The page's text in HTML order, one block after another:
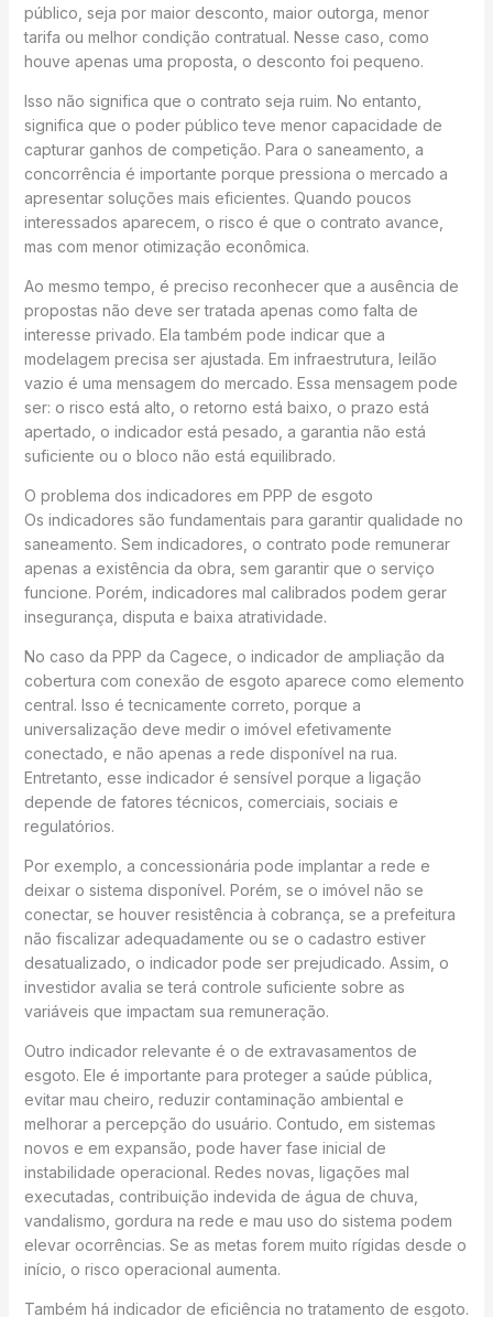
público, seja por maior desconto, maior outorga, menor
tarifa ou melhor condição contratual. Nesse caso, como
houve apenas uma proposta, o desconto foi pequeno.
Isso não significa que o contrato seja ruim. No entanto,
significa que o poder público teve menor capacidade de
capturar ganhos de competição. Para o saneamento, a
concorrência é importante porque pressiona o mercado a
apresentar soluções mais eficientes. Quando poucos
interessados aparecem, o risco é que o contrato avance,
mas com menor otimização econômica.
Ao mesmo tempo, é preciso reconhecer que a ausência de
propostas não deve ser tratada apenas como falta de
interesse privado. Ela também pode indicar que a
modelagem precisa ser ajustada. Em infraestrutura, leilão
vazio é uma mensagem do mercado. Essa mensagem pode
ser: o risco está alto, o retorno está baixo, o prazo está
apertado, o indicador está pesado, a garantia não está
suficiente ou o bloco não está equilibrado.
O problema dos indicadores em PPP de esgoto
Os indicadores são fundamentais para garantir qualidade no
saneamento. Sem indicadores, o contrato pode remunerar
apenas a existência da obra, sem garantir que o serviço
funcione. Porém, indicadores mal calibrados podem gerar
insegurança, disputa e baixa atratividade.
No caso da PPP da Cagece, o indicador de ampliação da
cobertura com conexão de esgoto aparece como elemento
central. Isso é tecnicamente correto, porque a
universalização deve medir o imóvel efetivamente
conectado, e não apenas a rede disponível na rua.
Entretanto, esse indicador é sensível porque a ligação
depende de fatores técnicos, comerciais, sociais e
regulatórios.
Por exemplo, a concessionária pode implantar a rede e
deixar o sistema disponível. Porém, se o imóvel não se
conectar, se houver resistência à cobrança, se a prefeitura
não fiscalizar adequadamente ou se o cadastro estiver
desatualizado, o indicador pode ser prejudicado. Assim, o
investidor avalia se terá controle suficiente sobre as
variáveis que impactam sua remuneração.
Outro indicador relevante é o de extravasamentos de
esgoto. Ele é importante para proteger a saúde pública,
evitar mau cheiro, reduzir contaminação ambiental e
melhorar a percepção do usuário. Contudo, em sistemas
novos e em expansão, pode haver fase inicial de
instabilidade operacional. Redes novas, ligações mal
executadas, contribuição indevida de água de chuva,
vandalismo, gordura na rede e mau uso do sistema podem
elevar ocorrências. Se as metas forem muito rígidas desde o
início, o risco operacional aumenta.
Também há indicador de eficiência no tratamento de esgoto.